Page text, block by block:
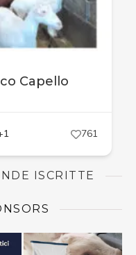
Capello
761
ISCRITTE